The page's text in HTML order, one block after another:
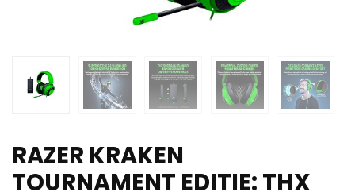
RAZER KRAKEN
TOURNAMENT EDITIE: THX